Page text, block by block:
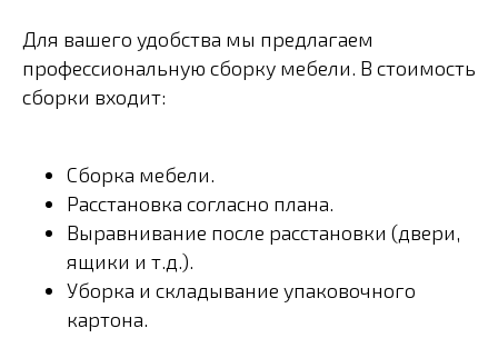
Для вашего удобства мы предлагаем
профессиональную сборку мебели. В стоимость
сборки входит:
Сборка мебели.
Расстановка согласно плана.
Выравнивание после расстановки (двери,
ящики и т.д.).
Уборка и складывание упаковочного
картона.